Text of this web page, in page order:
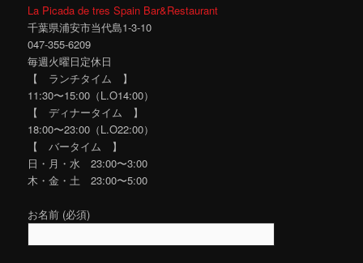
La Picada de tres Spain Bar&Restaurant
千葉県浦安市当代島1-3-10
047-355-6209
毎週火曜日定休日
【 ランチタイム 】
11:30〜15:00（L.O14:00）
【 ディナータイム 】
18:00〜23:00（L.O22:00）
【 バータイム 】
日・月・水 23:00〜3:00
木・金・土 23:00〜5:00
お名前 (必須)